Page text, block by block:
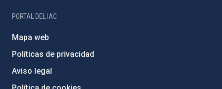
PORTAL DEL IAC
Mapa web
Políticas de privacidad
Aviso legal